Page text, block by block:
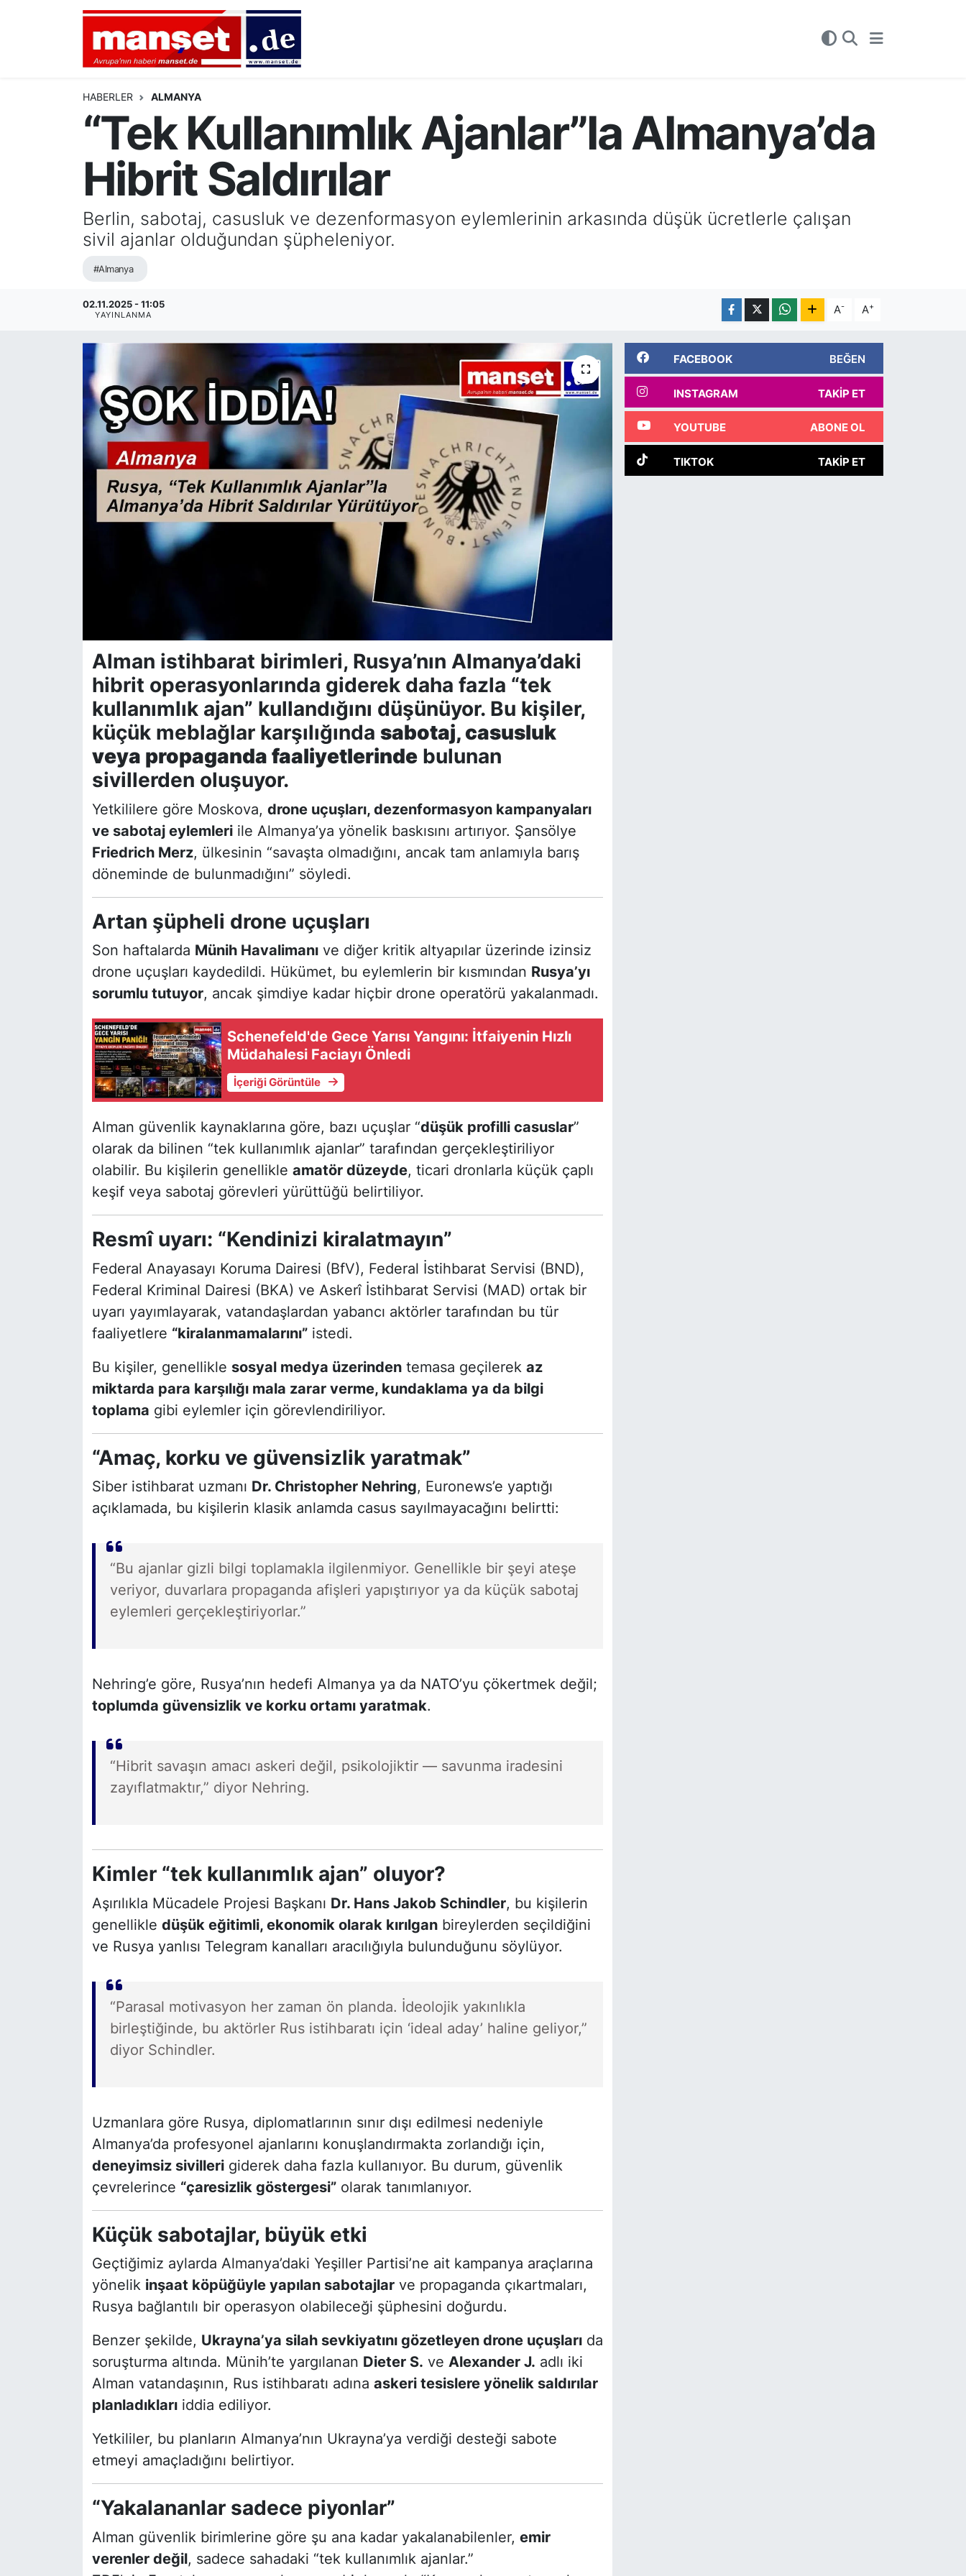
HABERLER ALMANYA
“Tek Kullanımlık Ajanlar”la Almanya’da
Hibrit Saldırılar
Berlin, sabotaj, casusluk ve dezenformasyon eylemlerinin arkasında düşük ücretlerle çalışan
sivil ajanlar olduğundan şüpheleniyor.
#Almanya
02.11.2025 - 11:05
YAYINLANMA A- A+
Alman istihbarat birimleri, Rusya’nın Almanya’daki
hibrit operasyonlarında giderek daha fazla “tek
kullanımlık ajan” kullandığını düşünüyor. Bu kişiler,
küçük meblağlar karşılığında sabotaj, casusluk
veya propaganda faaliyetlerindebulunan
sivillerden oluşuyor.
Yetkililere göre Moskova, drone uçuşları, dezenformasyon kampanyaları
ve sabotaj eylemleriile Almanya’ya yönelik baskısını artırıyor. Şansölye
Friedrich Merz, ülkesinin “savaşta olmadığını, ancak tam anlamıyla barış
döneminde de bulunmadığını” söyledi.
Artan şüpheli drone uçuşları
Son haftalarda Münih Havalimanıve diğer kritik altyapılar üzerinde izinsiz
drone uçuşları kaydedildi. Hükümet, bu eylemlerin bir kısmından Rusya’yı
sorumlu tutuyor, ancak şimdiye kadar hiçbir drone operatörü yakalanmadı.
Schenefeld'de Gece Yarısı Yangını: İtfaiyenin Hızlı
Müdahalesi Faciayı Önledi
İçeriği Görüntüle
Alman güvenlik kaynaklarına göre, bazı uçuşlar “düşük profilli casuslar”
olarak da bilinen “tek kullanımlık ajanlar” tarafından gerçekleştiriliyor
olabilir. Bu kişilerin genellikle amatör düzeyde, ticari dronlarla küçük çaplı
keşif veya sabotaj görevleri yürüttüğü belirtiliyor.
Resmî uyarı: “Kendinizi kiralatmayın”
Federal Anayasayı Koruma Dairesi (BfV), Federal İstihbarat Servisi (BND),
Federal Kriminal Dairesi (BKA) ve Askerî İstihbarat Servisi (MAD) ortak bir
uyarı yayımlayarak, vatandaşlardan yabancı aktörler tarafından bu tür
faaliyetlere “kiralanmamalarını”istedi.
Bu kişiler, genellikle sosyal medya üzerindentemasa geçilerek az
miktarda para karşılığı mala zarar verme, kundaklama ya da bilgi
toplama gibi eylemler için görevlendiriliyor.
“Amaç, korku ve güvensizlik yaratmak”
Siber istihbarat uzmanı Dr. Christopher Nehring, Euronews’e yaptığı
açıklamada, bu kişilerin klasik anlamda casus sayılmayacağını belirtti:
“Bu ajanlar gizli bilgi toplamakla ilgilenmiyor. Genellikle bir şeyi ateşe
veriyor, duvarlara propaganda afişleri yapıştırıyor ya da küçük sabotaj
eylemleri gerçekleştiriyorlar.”
Nehring’e göre, Rusya’nın hedefi Almanya ya da NATO’yu çökertmek değil;
toplumda güvensizlik ve korku ortamı yaratmak.
“Hibrit savaşın amacı askeri değil, psikolojiktir — savunma iradesini
zayıflatmaktır,” diyor Nehring.
Kimler “tek kullanımlık ajan” oluyor?
Aşırılıkla Mücadele Projesi Başkanı Dr. Hans Jakob Schindler, bu kişilerin
genellikle düşük eğitimli, ekonomik olarak kırılganbireylerden seçildiğini
ve Rusya yanlısı Telegram kanalları aracılığıyla bulunduğunu söylüyor.
“Parasal motivasyon her zaman ön planda. İdeolojik yakınlıkla
birleştiğinde, bu aktörler Rus istihbaratı için ‘ideal aday’ haline geliyor,”
diyor Schindler.
Uzmanlara göre Rusya, diplomatlarının sınır dışı edilmesi nedeniyle
Almanya’da profesyonel ajanlarını konuşlandırmakta zorlandığı için,
deneyimsiz sivillerigiderek daha fazla kullanıyor. Bu durum, güvenlik
çevrelerince “çaresizlik göstergesi”olarak tanımlanıyor.
Küçük sabotajlar, büyük etki
Geçtiğimiz aylarda Almanya’daki Yeşiller Partisi’ne ait kampanya araçlarına
yönelik inşaat köpüğüyle yapılan sabotajlarve propaganda çıkartmaları,
Rusya bağlantılı bir operasyon olabileceği şüphesini doğurdu.
Benzer şekilde, Ukrayna’ya silah sevkiyatını gözetleyen drone uçuşlarıda
soruşturma altında. Münih’te yargılanan Dieter S. ve Alexander J. adlı iki
Alman vatandaşının, Rus istihbaratı adına askeri tesislere yönelik saldırılar
planladıklarıiddia ediliyor.
Yetkililer, bu planların Almanya’nın Ukrayna’ya verdiği desteği sabote
etmeyi amaçladığını belirtiyor.
“Yakalananlar sadece piyonlar”
Alman güvenlik birimlerine göre şu ana kadar yakalanabilenler, emir
verenler değil, sadece sahadaki “tek kullanımlık ajanlar.”
FACEBOOK BEĞEN
INSTAGRAM TAKIP ET
YOUTUBE ABONE OL
TIKTOK TAKIP ET
AVRUPA
ALMANYA
TÜRKİYE
DEUTSCH
EKONOMİ
SİYASET
SAĞLIK
Nöbetçi Eczaneler
Hava Durumu
Namaz Vakitleri
Trafik Durumu
Tüm Manşetler
Son Dakika Haberleri
Haber Arşivi